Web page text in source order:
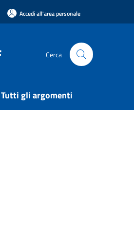
Accedi all'area personale
Cerca
Tutti gli argomenti